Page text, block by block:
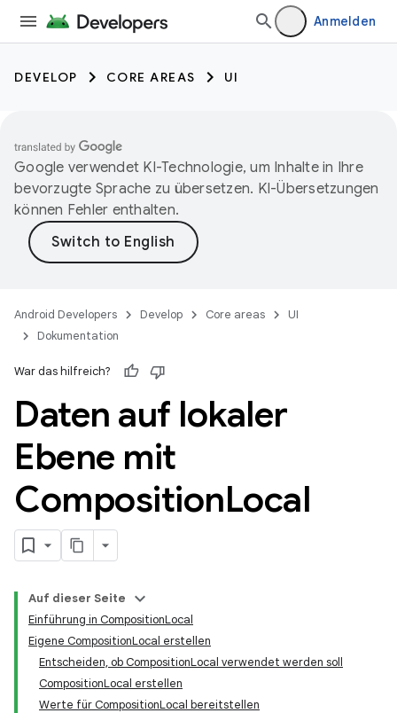
Anmelden
DEVELOP CORE AREAS UI
Google verwendet KI-Technologie, um Inhalte in Ihre
bevorzugte Sprache zu übersetzen. KI-Übersetzungen
können Fehler enthalten.
Android Developers Develop Core areas
UI
Dokumentation
War das hilfreich?
Daten auf lokaler
Ebene mit
CompositionLocal
Auf dieser Seite
Einführung in CompositionLocal
Eigene CompositionLocal erstellen
Entscheiden, ob CompositionLocal verwendet werden soll
CompositionLocal erstellen
Werte für CompositionLocal bereitstellen